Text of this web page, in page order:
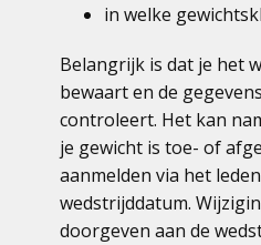
in welke
Belangrijk is dat je het
bewaart en de
controleert. Het kan
je gewicht is toe- of
aanmelden via het
wedstrijddatum.
doorgeven aan de